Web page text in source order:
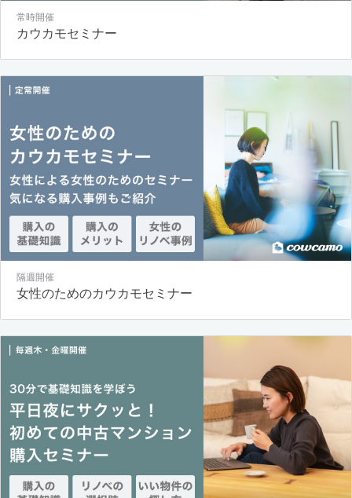
常時開催
カウカモセミナー
隔週開催
女性のためのカウカモセミナー